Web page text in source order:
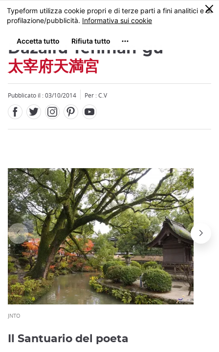
Skip
to
content
MENU
0
Dazaifu Tenman-gu
太宰府天満宮
Pubblicato il : 03/10/2014 Per : C.V
JNTO
Close
Il Santuario del poeta